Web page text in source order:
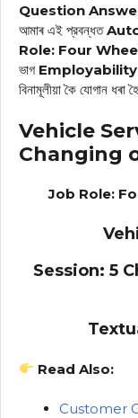
Question
আমাৰ এই প্রবন্ধত
Role: Four
ভাগ Employability
বিনামূলীয়া কৈ যোগান ধৰা
Vehicle
Changing
Job Role:
Session: 5
Read Also:
Customer